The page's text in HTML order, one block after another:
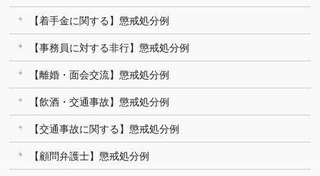
【着手金に関する】懲戒処分例
【事務員に対する非行】懲戒処分例
【離婚・面会交流】懲戒処分例
【飲酒・交通事故】懲戒処分例
【交通事故に関する】懲戒処分例
【顧問弁護士】懲戒処分例